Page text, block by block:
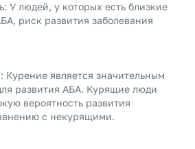
У людей, у которых есть близкие
риск развития заболевания
Курение является значительным
развития АБА. Курящие люди
вероятность развития
с некурящими.